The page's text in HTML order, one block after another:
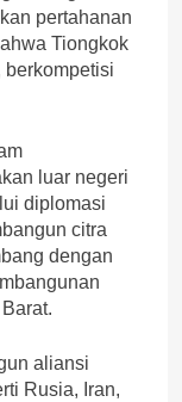
pertahanan
Tiongkok
luar negeri
diplomasi
citra
dengan
aliansi
Rusia, Iran,